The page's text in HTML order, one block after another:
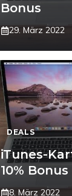
Bonus
29. März 2022
DEALS
iTunes-
10% Bonus
8. März 2022